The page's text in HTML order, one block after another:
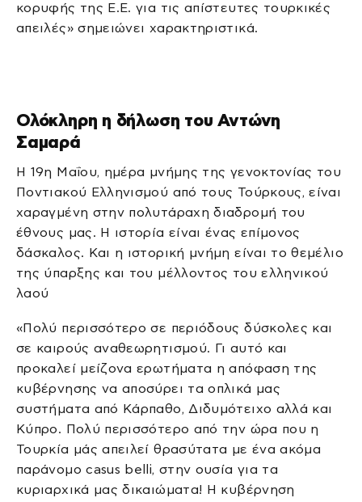
κορυφής της Ε.Ε. για τις απίστευτες τουρκικές
απειλές» σημειώνει χαρακτηριστικά.
Ολόκληρη η δήλωση του Αντώνη
Σαμαρά
Η 19η Μαΐου, ημέρα μνήμης της γενοκτονίας του
Ποντιακού Ελληνισμού από τους Τούρκους, είναι
χαραγμένη στην πολυτάραχη διαδρομή του
έθνους μας. Η ιστορία είναι ένας επίμονος
δάσκαλος. Και η ιστορική μνήμη είναι το θεμέλιο
της ύπαρξης και του μέλλοντος του ελληνικού
λαού
«Πολύ περισσότερο σε περιόδους δύσκολες και
σε καιρούς αναθεωρητισμού. Γι αυτό και
προκαλεί μείζονα ερωτήματα η απόφαση της
κυβέρνησης να αποσύρει τα οπλικά μας
συστήματα από Κάρπαθο, Διδυμότειχο αλλά και
Κύπρο. Πολύ περισσότερο από την ώρα που η
Τουρκία μάς απειλεί θρασύτατα με ένα ακόμα
παράνομο casus belli, στην ουσία για τα
κυριαρχικά μας δικαιώματα! Η κυβέρνηση